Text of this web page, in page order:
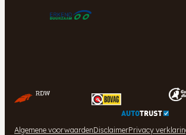
Algemene voorwaardenDisclaimerPrivacy